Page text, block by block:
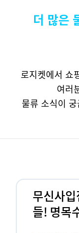
더 많은
로지켓에서 쇼
여러
물류 소식이
무신사
들! 명목